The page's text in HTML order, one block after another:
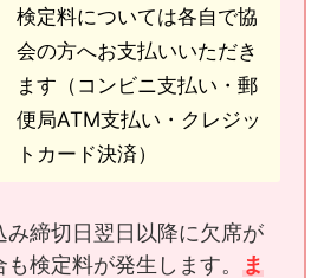
検定料については各自で協
会の方へお支払いいただき
ます（コンビニ支払い・郵
便局ATM支払い・クレジッ
トカード決済）
み締切日翌日以降に欠席が
検定料が発生します。 ま